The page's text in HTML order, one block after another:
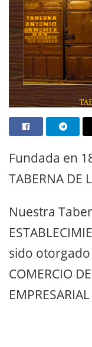
Fundada en
TABERNA DE
Nuestra
sido otorgado
COMERCIO